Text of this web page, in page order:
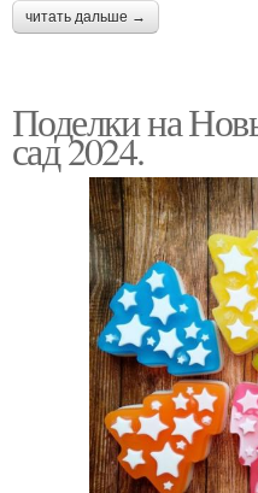
читать дальше →
Поделки на
сад 2024.